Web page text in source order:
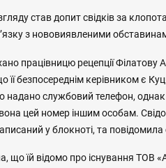
став допит свідків за
з нововиявленими
працівницю рецепції
її безпосереднім керівником є
надано службовий телефон,
цей номер іншим особам.
у блокноті, та повідомила
що їй відомо про існування ТОВ